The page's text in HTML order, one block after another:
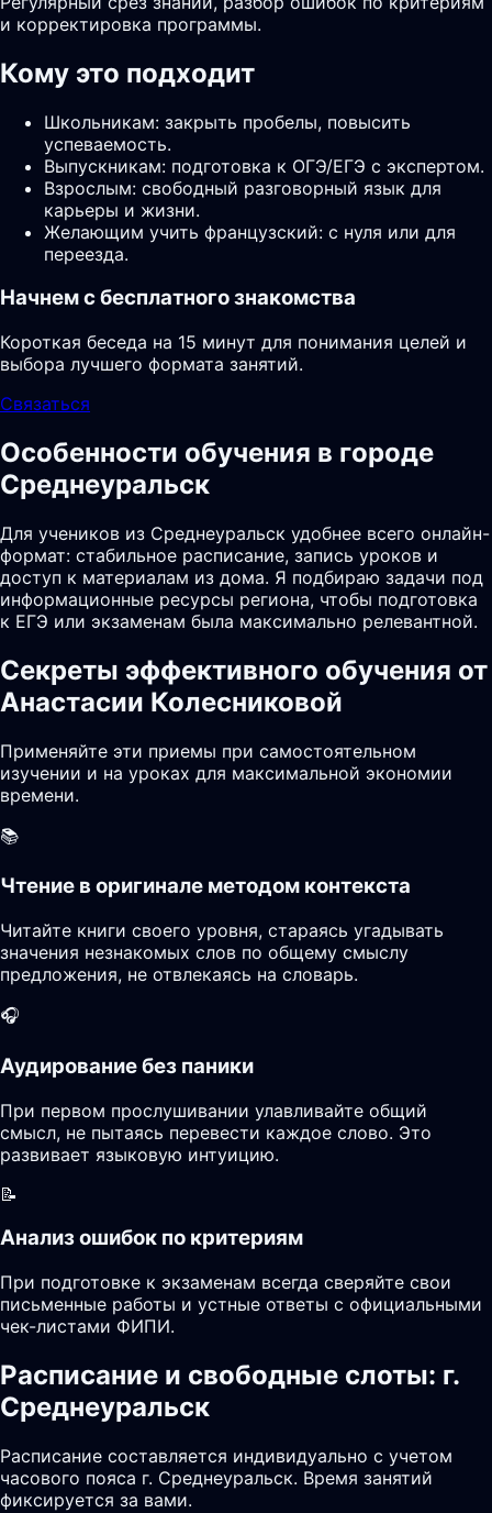
и корректировка программы.
Кому это подходит
Школьникам: закрыть пробелы, повысить
успеваемость.
Выпускникам: подготовка к ОГЭ/ЕГЭ с экспертом.
Взрослым: свободный разговорный язык для
карьеры и жизни.
Желающим учить французский: с нуля или для
переезда.
Начнем с бесплатного знакомства
Короткая беседа на 15 минут для понимания целей и
выбора лучшего формата занятий.
Связаться
Особенности обучения в городе
Среднеуральск
Для учеников из Среднеуральск удобнее всего онлайн-
формат: стабильное расписание, запись уроков и
доступ к материалам из дома. Я подбираю задачи под
информационные ресурсы региона, чтобы подготовка
к ЕГЭ или экзаменам была максимально релевантной.
Секреты эффективного обучения от
Анастасии Колесниковой
Применяйте эти приемы при самостоятельном
изучении и на уроках для максимальной экономии
времени.
📚
Чтение в оригинале методом контекста
Читайте книги своего уровня, стараясь угадывать
значения незнакомых слов по общему смыслу
предложения, не отвлекаясь на словарь.
🎧
Аудирование без паники
При первом прослушивании улавливайте общий
смысл, не пытаясь перевести каждое слово. Это
развивает языковую интуицию.
📝
Анализ ошибок по критериям
При подготовке к экзаменам всегда сверяйте свои
письменные работы и устные ответы с официальными
чек-листами ФИПИ.
Расписание и свободные слоты: г.
Среднеуральск
Расписание составляется индивидуально с учетом
часового пояса г. Среднеуральск. Время занятий
фиксируется за вами.